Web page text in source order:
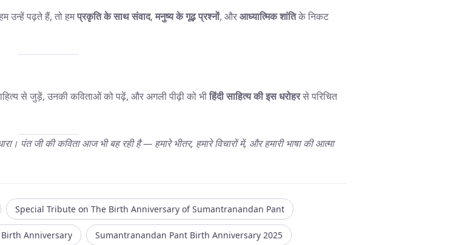
उन्हें पढ़ते हैं, तो हमप्रकृति के साथ संवाद,मनुष्य के गूढ़ प्रश्नों, औरआध्यात्मिक शांतिके निकट
से जुड़ें, उनकी कविताओं को पढ़ें, और अगली पीढ़ी को भीहिंदी साहित्य की इस धरोहरसे परिचित
जी की कविता आज भी बह रही है — हमारे भीतर, हमारे विचारों में, और हमारी भाषा की आत्मा
Special Tribute on The Birth Anniversary of Sumantranandan Pant
Anniversary Sumantranandan Pant Birth Anniversary 2025